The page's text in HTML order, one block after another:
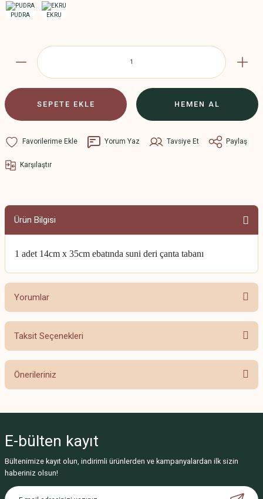
SEPETE EKLE HEMEN AL
Yorum Yaz Tavsiye Et Paylaş
Karşılaştır
Ürün Bilgisi
1 adet 14cm x 35cm ebatında suni deri çanta tabanı
Yorumlar
Taksit Seçenekleri
Önerileriniz
Görüş ve önerileriniz için teşekkür ederiz.
Ürün resmi kalitesiz, bozuk veya görüntülenemiyor.
Ürün açıklamasında eksik bilgiler bulunuyor.
E-bülten kayıt
Bültenimize kayıt olun, indirimli ürünlerden ve kampanyalardan ilk sizin
haberiniz olsun!